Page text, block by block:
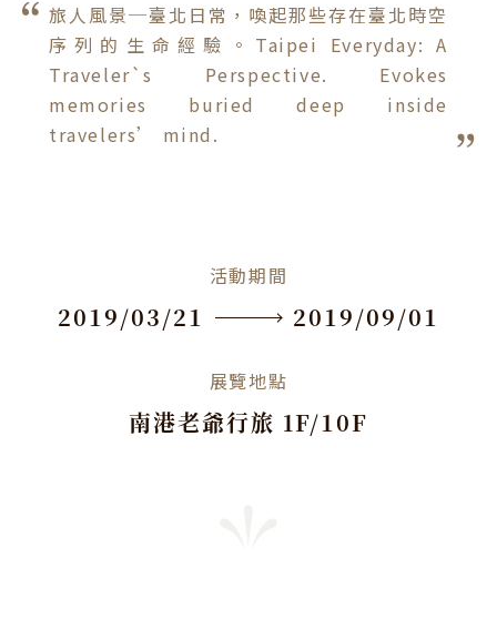
旅人風景─臺北日常，喚起那些存在臺北時空
序列的生命經驗。Taipei Everyday: A
Traveler`s Perspective. Evokes
memories buried deep inside
travelers’ mind.
活動期間
2019/03/21 2019/09/01
展覽地點
南港老爺行旅 1F/10F